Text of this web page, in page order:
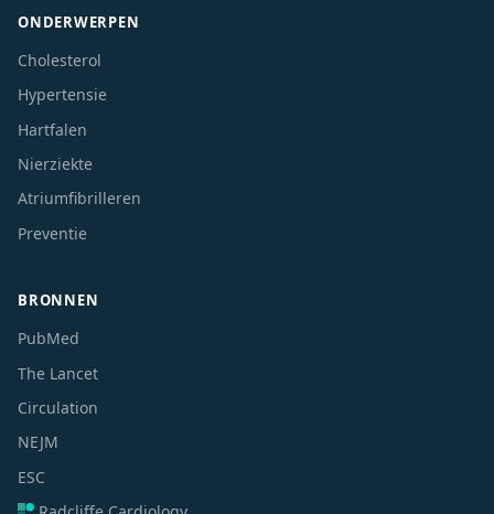
ONDERWERPEN
Cholesterol
Hypertensie
Hartfalen
Nierziekte
Atriumfibrilleren
Preventie
BRONNEN
PubMed
The Lancet
Circulation
NEJM
ESC